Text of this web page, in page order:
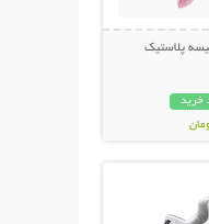
پلاستیک
خرید